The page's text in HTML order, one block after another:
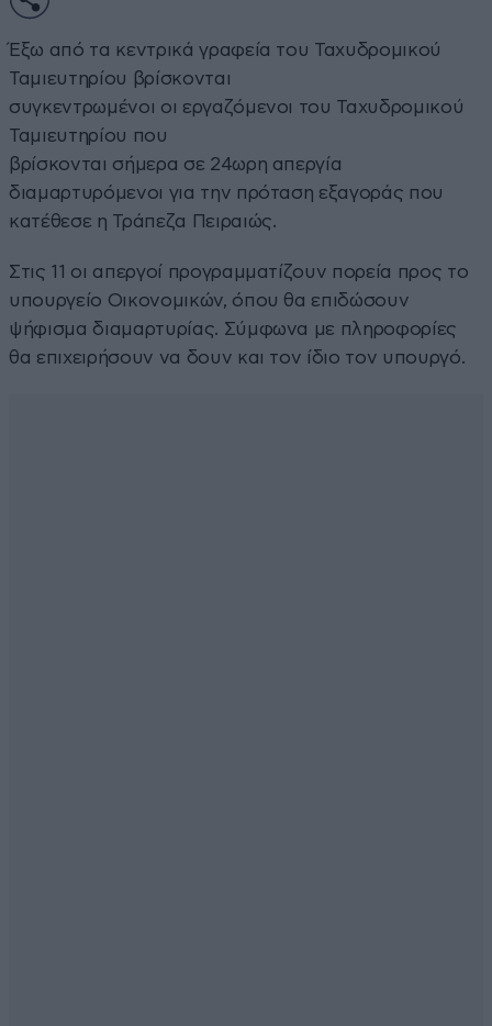
Έξω από τα κεντρικά γραφεία του Ταχυδρομικού
Ταμιευτηρίου βρίσκονται
συγκεντρωμένοι οι εργαζόμενοι του Ταχυδρομικού
Ταμιευτηρίου που
βρίσκονται σήμερα σε 24ωρη απεργία
διαμαρτυρόμενοι για την πρόταση εξαγοράς που
κατέθεσε η Τράπεζα Πειραιώς.
Στις 11 οι απεργοί προγραμματίζουν πορεία προς το
υπουργείο Οικονομικών, όπου θα επιδώσουν
ψήφισμα διαμαρτυρίας. Σύμφωνα με πληροφορίες
θα επιχειρήσουν να δουν και τον ίδιο τον υπουργό.